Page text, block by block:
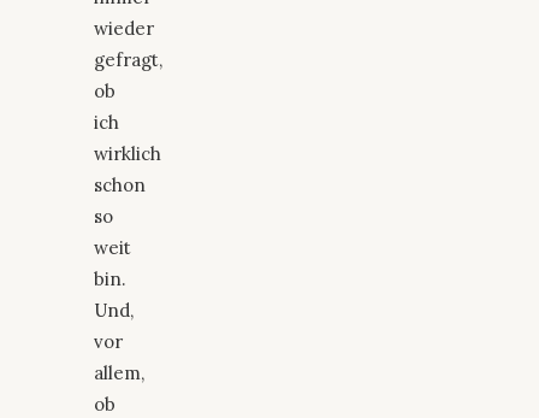
wieder
gefragt,
ob
ich
wirklich
schon
so
weit
bin.
Und,
vor
allem,
ob